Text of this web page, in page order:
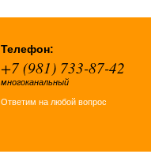
Телефон:
+7 (981) 733-87-42
многоканальный
Ответим на любой вопрос